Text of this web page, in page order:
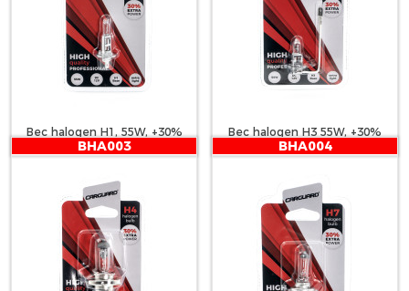
Bec halogen H1, 55W, +30%
intensitate - CARGUARD
Bec halogen H3 55W, +30%
intensitate - CARGUARD
BHA003 BHA004